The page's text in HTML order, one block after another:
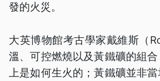
發的火災。
大英博物館考古學家戴維斯（
溫、可控燃燒以及黃鐵礦的組
上是如何生火的；黃鐵礦並非